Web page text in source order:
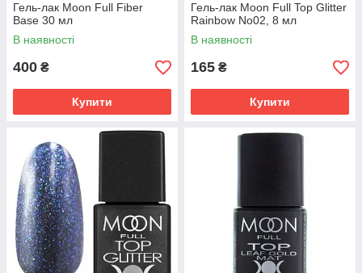
Гель-лак Moon Full Fiber
Base 30 мл
В наявності
400 ₴
Купити
Гель-лак Moon Full Top Glitter
Rainbow No02, 8 мл
В наявності
165 ₴
Купити